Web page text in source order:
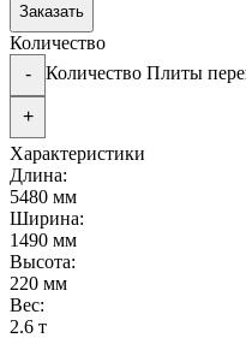
Заказать
Количество
-
Количество Плиты
+
Характеристики
Длина:
5480 мм
Ширина:
1490 мм
Высота:
220 мм
Вес:
2.6 т